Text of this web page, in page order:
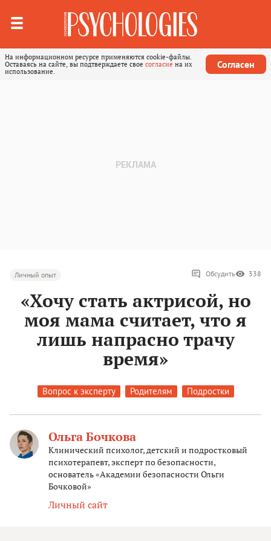
На информационном ресурсе применяются cookie-файлы.
Оставаясь на сайте, вы подтверждаете свое согласие на их
использование.
Согласен
Личный опыт Обсудить 338
«Хочу стать актрисой, но
моя мама считает, что я
лишь напрасно трачу
время»
Вопрос к эксперту Родителям Подростки
Ольга Бочкова
Клинический психолог, детский и подростковый
психотерапевт, эксперт по безопасности,
основатель «Академии безопасности Ольги
Бочковой»
Личный сайт